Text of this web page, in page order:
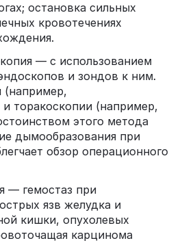
остановка сильных
кровотечениях
— с использованием
и зондов к ним.
(например,
торакоскопии (например,
этого метода
дымообразования при
обзор операционного
— гемостаз при
язв желудка и
кишки, опухолевых
карцинома